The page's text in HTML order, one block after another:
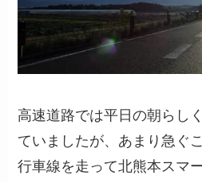
高速道路では平日の朝らし
ていましたが、あまり急ぐ
行車線を走って北熊本スマ